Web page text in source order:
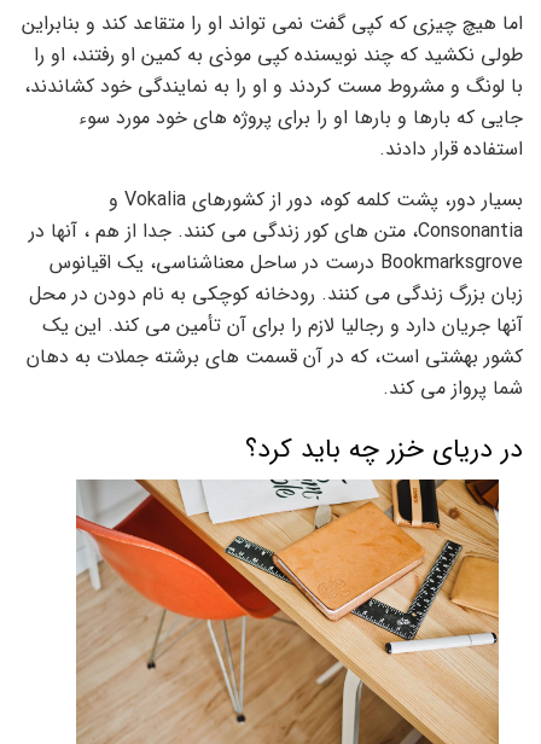
اما هیچ چیزی که کپی گفت نمی تواند او را متقاعد کند و بنابراین
طولی نکشید که چند نویسنده کپی موذی به کمین او رفتند، او را
با لونگ و مشروط مست کردند و او را به نمایندگی خود کشاندند،
جایی که بارها و بارها او را برای پروژه های خود مورد سوء
استفاده قرار دادند.
بسیار دور، پشت کلمه کوه، دور از کشورهای Vokalia و
Consonantia، متن های کور زندگی می کنند. جدا از هم ، آنها در
Bookmarksgrove درست در ساحل معناشناسی، یک اقیانوس
زبان بزرگ زندگی می کنند. رودخانه کوچکی به نام دودن در محل
آنها جریان دارد و رجالیا لازم را برای آن تأمین می کند. این یک
کشور بهشتی است، که در آن قسمت های برشته جملات به دهان
شما پرواز می کند.
در دریای خزر چه باید کرد؟